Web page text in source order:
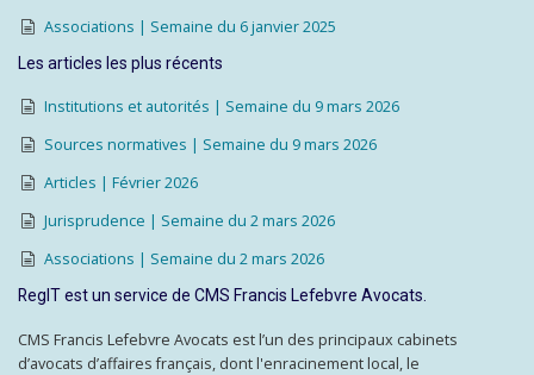
Associations | Semaine du 6 janvier 2025
Les articles les plus récents
Institutions et autorités | Semaine du 9 mars 2026
Sources normatives | Semaine du 9 mars 2026
Articles | Février 2026
Jurisprudence | Semaine du 2 mars 2026
Associations | Semaine du 2 mars 2026
RegIT est un service de CMS Francis Lefebvre Avocats.
CMS Francis Lefebvre Avocats est l’un des principaux cabinets
d’avocats d’affaires français, dont l'enracinement local, le